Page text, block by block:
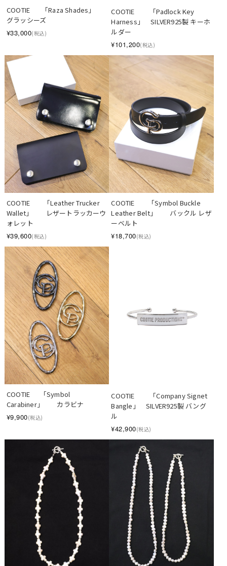
COOTIE　   「Raza Shades」
グラッシーズ
¥33,000(税込)
COOTIE 　　「Padlock Key
Harness」　SILVER925製 キーホ
ルダー
¥101,200(税込)
COOTIE　　「Leather Trucker
Wallet」　　レザートラッカーウ
ォレット
¥39,600(税込)
COOTIE　　「Symbol Buckle
Leather Belt」　　バックル レザ
ーベルト
¥18,700(税込)
COOTIE　  「Symbol
Carabiner」　　カラビナ
¥9,900(税込)
COOTIE 　　「Company Signet
Bangle」　SILVER925製 バング
ル
¥42,900(税込)